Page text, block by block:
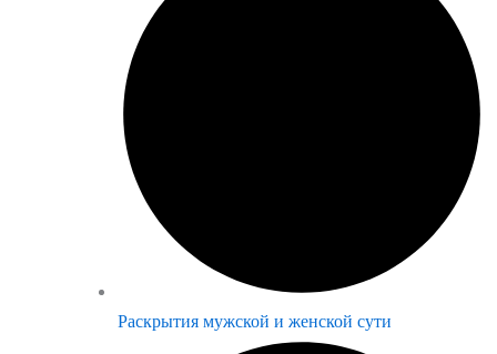
Раскрытия мужской и женской сути